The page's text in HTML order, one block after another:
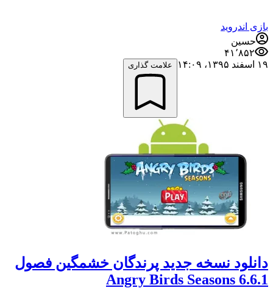
بازی اندروید
حسین
۴۱٬۸۵۲
۱۹ اسفند ۱۳۹۵،‏ ۱۴:۰۹
علامت گذاری
دانلود نسخه جدید پرندگان خشمگین فصول
Angry Birds Seasons 6.6.1